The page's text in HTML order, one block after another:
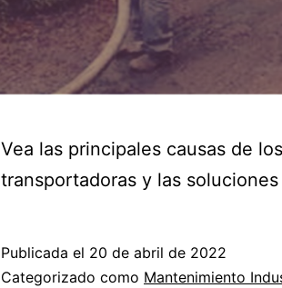
Vea las principales causas de
transportadoras y las
Publicada el 20 de abril de 2022
Categorizado como Mantenimiento